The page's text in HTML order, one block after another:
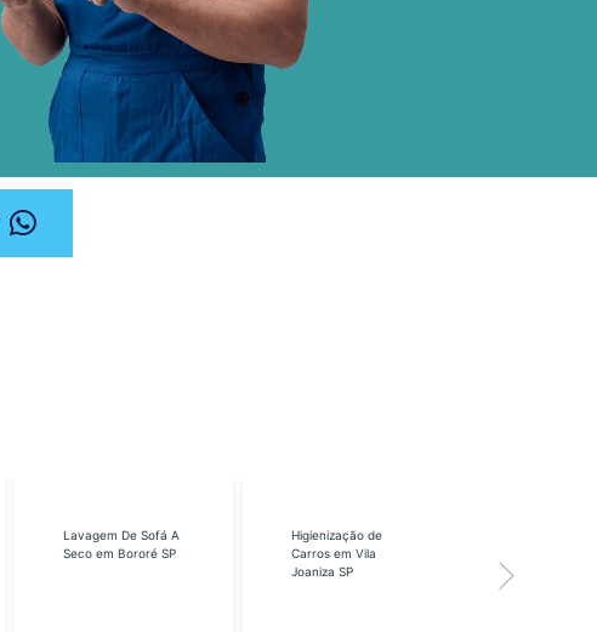
Lavagem De Sofá A
Seco em Bororé SP
Higienização de
Carros em Vila
Joaniza SP